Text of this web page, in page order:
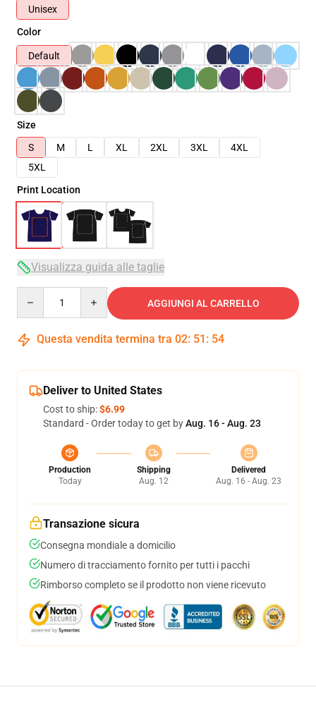
Unisex
Color
Default
Size
S
M L XL 2XL 3XL
4XL
5XL
Print Location
Visualizza guida alle taglie
AGGIUNGI AL CARRELLO
Questa vendita termina tra 02: 51 : 54
Deliver to United States
Cost to ship:$6.99
Standard - Order today to get byAug. 16 - Aug. 23
Production
Today
Shipping
Aug. 12
Delivered
Aug. 16 - Aug. 23
Transazione sicura
Consegna mondiale a domicilio
Numero di tracciamento fornito per tutti i pacchi
Rimborso completo se il prodotto non viene ricevuto